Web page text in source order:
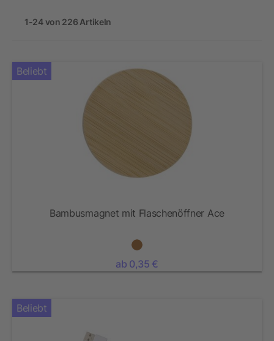
1-24 von 226 Artikeln
Beliebt
Bambusmagnet mit Flaschenöffner Ace
ab 0,35 €
Beliebt